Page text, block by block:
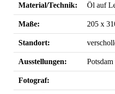
Material/Technik: Öl auf
Maße: 205 x
Standort:
Ausstellungen:
Fotograf: